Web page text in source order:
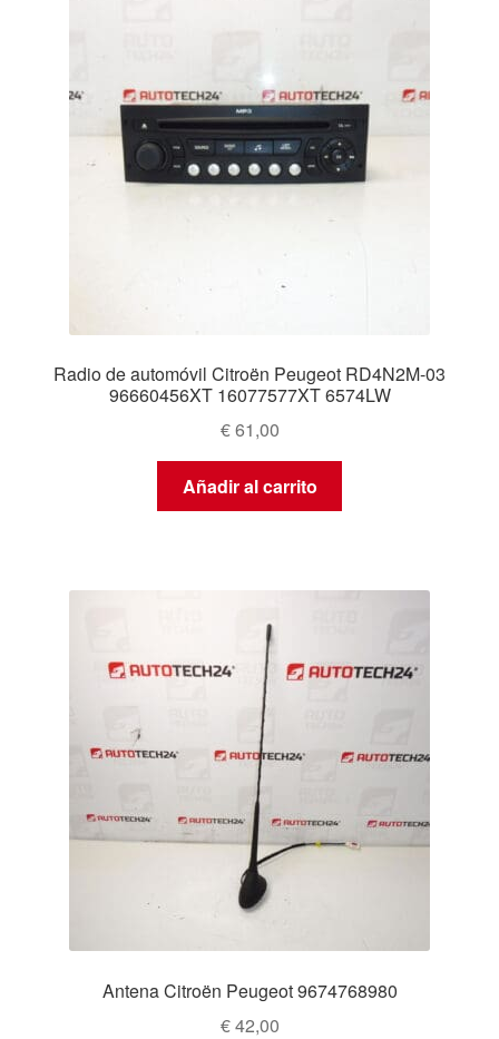
Radio de automóvil Citroën Peugeot RD4N2M-03
96660456XT 16077577XT 6574LW
€61,00
Añadir al carrito
Antena Citroën Peugeot 9674768980
€42,00